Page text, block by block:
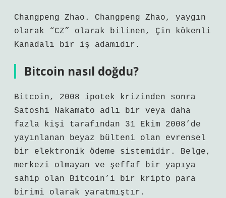
Changpeng Zhao. Changpeng Zhao, yaygın
olarak “CZ” olarak bilinen, Çin kökenli
Kanadalı bir iş adamıdır.
Bitcoin nasıl doğdu?
Bitcoin, 2008 ipotek krizinden sonra
Satoshi Nakamato adlı bir veya daha
fazla kişi tarafından 31 Ekim 2008’de
yayınlanan beyaz bülteni olan evrensel
bir elektronik ödeme sistemidir. Belge,
merkezi olmayan ve şeffaf bir yapıya
sahip olan Bitcoin’i bir kripto para
birimi olarak yaratmıştır.